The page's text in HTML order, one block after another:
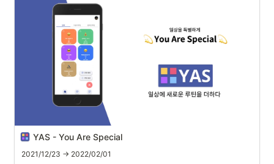
YAS - You Are Special
2021/12/23 → 2022/02/01